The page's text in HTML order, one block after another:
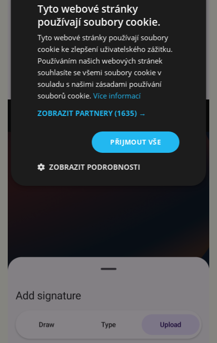
Tyto webové stránky
používají soubory cookie.
Tyto webové stránky používají soubory
cookie ke zlepšení uživatelského zážitku.
Používáním našich webových stránek
souhlasíte se všemi soubory cookie v
souladu s našimi zásadami používání
souborů cookie.Více informací
ZOBRAZIT PARTNERY(1635) →
PŘIJMOUT VŠE
ZOBRAZIT PODROBNOSTI